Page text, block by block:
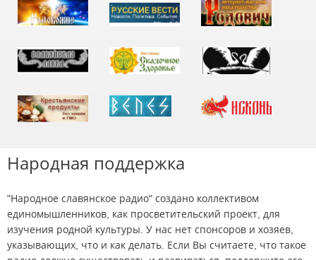
Народная поддержка
"Народное славянское радио" создано коллективом
единомышленников, как просветительский проект, для
изучения родной культуры. У нас нет спонсоров и хозяев,
указывающих, что и как делать. Если Вы считаете, что такое